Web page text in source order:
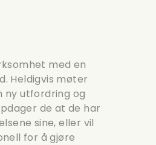
med en
Heldigvis møter
ny utfordring og
de at de har
sine, eller vil
for å gjøre